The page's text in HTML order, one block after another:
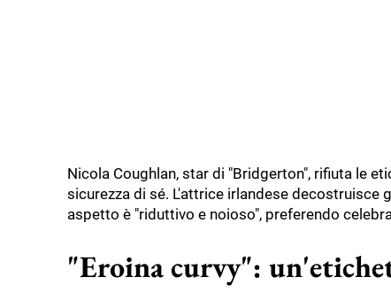
Nicola Coughlan, star di "Bridgerton", rifiuta le
sicurezza di sé. L'attrice irlandese
aspetto è "riduttivo e noioso", preferendo
"Eroina curvy":